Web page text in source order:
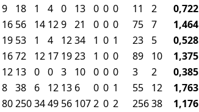
9 18 1 4 0 13 0 0 0 11 2 0,722
16 56 14 129 21 0 0 0 75 7
1,464
19 53 1 4 1234 1 0 1 23 5 0,528
1672 12 17 1923 1 0 0 89 10
1,375
12 13 0 0 3 10 0 0 0 3 2 0,385
8 38 6 12 13 6 0 0 1 55 12
1,763
802503449 56 1072 0 2 25638
1,176